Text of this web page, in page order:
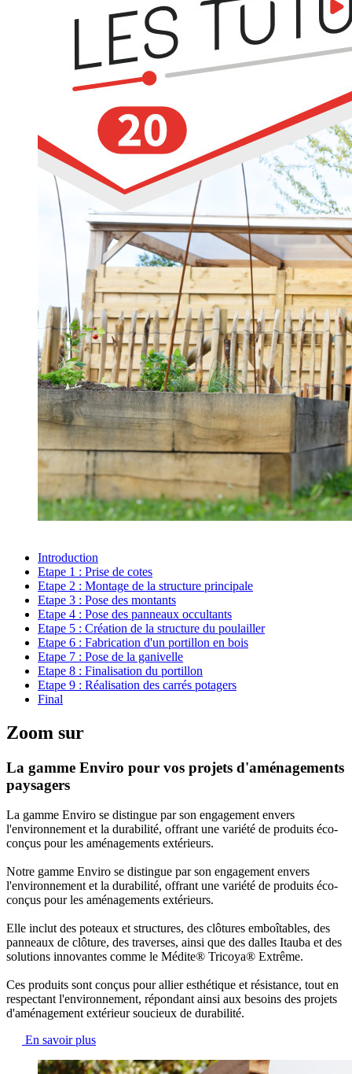
Introduction
Etape 1 : Prise de cotes
Etape 2 : Montage de la structure principale
Etape 3 : Pose des montants
Etape 4 : Pose des panneaux occultants
Etape 5 : Création de la structure du poulailler
Etape 6 : Fabrication d'un portillon en bois
Etape 7 : Pose de la ganivelle
Etape 8 : Finalisation du portillon
Etape 9 : Réalisation des carrés potagers
Final
Zoom sur
La gamme Enviro pour vos projets d'aménagements
paysagers
La gamme Enviro se distingue par son engagement envers
l'environnement et la durabilité, offrantune variété de produits éco-
conçus pour les aménagements extérieurs.
Notre gamme Enviro se distingue par son engagement envers
l'environnement et la durabilité, offrantune variété de produits éco-
conçus pour les aménagements extérieurs.
Elle inclut des poteaux et structures, des clôtures emboîtables, des
panneaux de clôture, des traverses, ainsi que des dalles Itauba et des
solutions innovantes comme le Médite® Tricoya® Extrême.
Ces produits sont conçus pour allier esthétique et résistance, tout en
respectant l'environnement, répondant ainsi aux besoins des projets
d'aménagement extérieur soucieux de durabilité.
En savoir plus